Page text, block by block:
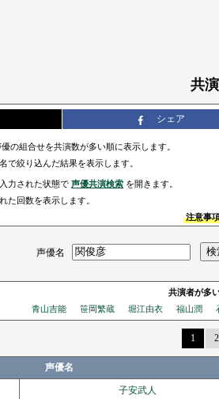
共
シェア
の組合せを共演数が多い順に表示します。
で絞り込んだ結果を表示します。
力された状態で 声優共演検索を開きます。
た回数を表示します。
注意事
声優名
共演者が多
青山吉能 笹岡繁蔵 堀江由衣 福山潤
1 2
声優名
子安武人